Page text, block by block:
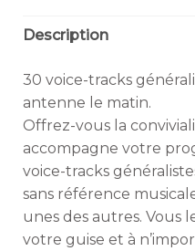
Description
30 voice-tracks
antenne le matin.
Offrez-vous la
accompagne votre
voice-tracks
sans référence
unes des autres. Vous
votre guise et à